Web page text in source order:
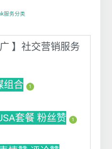
服务分类
】社交营销服务
组合 1
套餐 粉丝赞 1